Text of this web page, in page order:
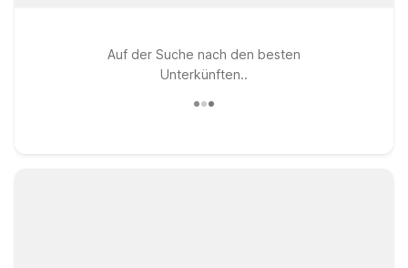
Auf der Suche nach den besten
Unterkünften..